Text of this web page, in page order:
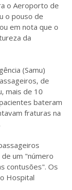
o Aeroporto de
o pouso de
em nota que o
da
(Samu)
de
mais de 10
bateram
fraturas na
um "número
contusões". Os
Hospital